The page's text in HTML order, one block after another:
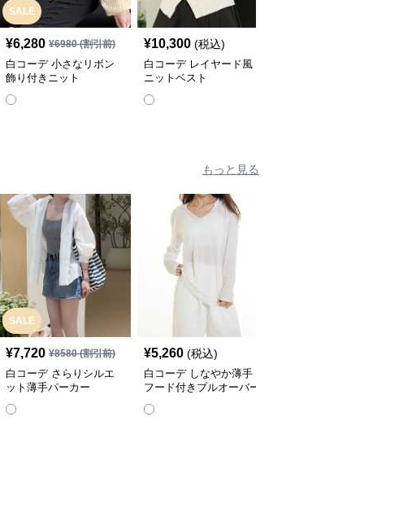
SALE
¥6,280 ¥6980(割引前)
白コーデ 小さなリボン
飾り付きニット
¥10,300 (税込)
白コーデ レイヤード風
ニットベスト
もっと見る
SALE
¥7,720 ¥8580(割引前)
白コーデ さらりシルエ
ット薄手パーカー
¥5,260 (税込)
白コーデ しなやか薄手
フード付きプルオーバー